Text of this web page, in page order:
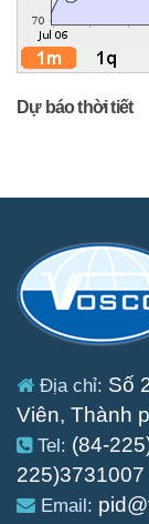
Dự báo thời tiết
Địa chỉ: Số
Viên, Thành
Tel: (84-
225)3731007
Email: